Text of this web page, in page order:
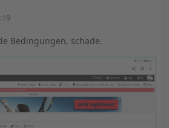
Bedingungen, schade.